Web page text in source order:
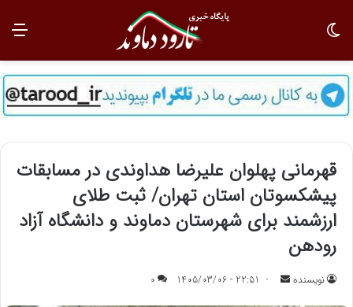
قهرمانی پهلوان علیرضا هداوندی در مسابقات
پیشکسوتان استان تهران/ ثبت طلای
ارزشمند برای شهرستان دماوند و دانشگاه آزاد
رودهن
نویسنده 22:51 - 1405/03/06
0